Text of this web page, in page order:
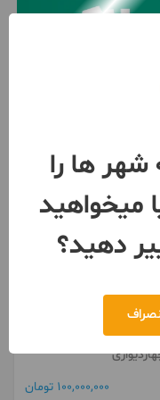
کلیک کنید
100,000,000 تومان
ها را
میخواهید
دهید؟